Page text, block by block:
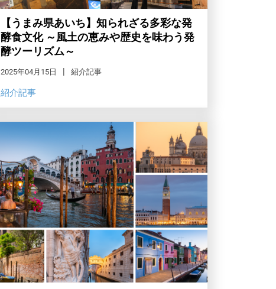
【うまみ県あいち】知られざる多彩な発
酵食文化 ～風土の恵みや歴史を味わう発
酵ツーリズム～
2025年04月15日 紹介記事
紹介記事